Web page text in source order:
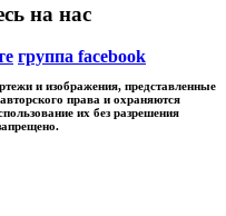
на нас
группа facebook
и изображения, представленные
права и охраняются
их без разрешения